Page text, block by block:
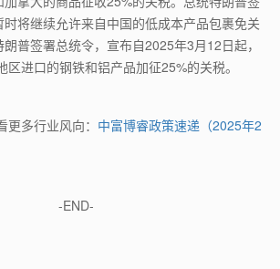
将继续允许来自中国的低成本产品包裹免关
普签署总统令，宣布自2025年3月12日起，
区进口的钢铁和铝产品加征25%的关税。
多行业风向： 中富博睿政策速递（2025年2
-END-